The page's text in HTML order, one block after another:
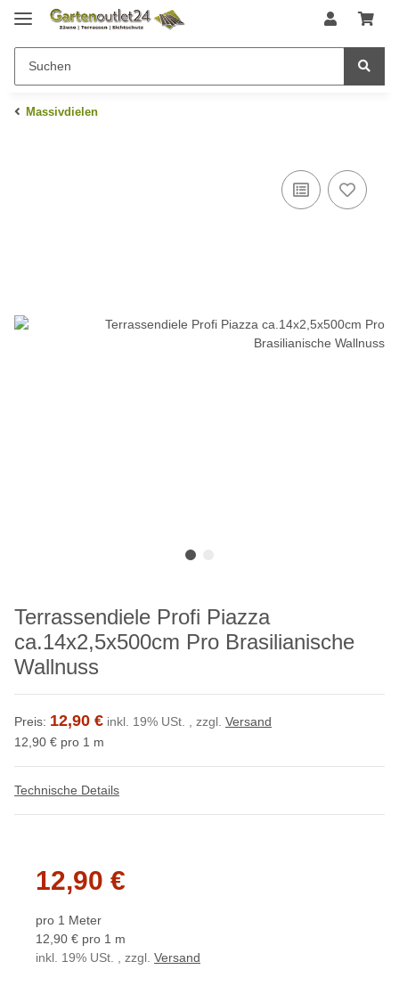
Massivdielen
Terrassendiele Profi Piazza
ca.14x2,5x500cm Pro Brasilianische
Wallnuss
Preis: 12,90 € inkl. 19% USt. , zzgl. Versand
12,90 € pro 1 m
Technische Details
12,90 €
pro 1 Meter
12,90 € pro 1 m
inkl. 19% USt. , zzgl. Versand